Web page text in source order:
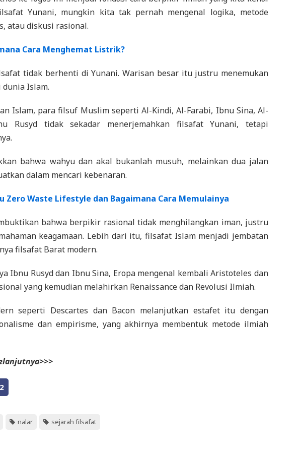
Yunani, mungkin kita tak pernah mengenal logika, metode
atau diskusi rasional.
Cara Menghemat Listrik?
tidak berhenti di Yunani. Warisan besar itu justru menemukan
Islam.
Islam, para filsuf Muslim seperti Al-Kindi, Al-Farabi, Ibnu Sina, Al-
Rusyd tidak sekadar menerjemahkan filsafat Yunani, tetapi
bahwa wahyu dan akal bukanlah musuh, melainkan dua jalan
dalam mencari kebenaran.
Zero Waste Lifestyle dan Bagaimana Cara Memulainya
bahwa berpikir rasional tidak menghilangkan iman, justru
keagamaan. Lebih dari itu, filsafat Islam menjadi jembatan
filsafat Barat modern.
Ibnu Rusyd dan Ibnu Sina, Eropa mengenal kembali Aristoteles dan
yang kemudian melahirkan Renaissance dan Revolusi Ilmiah.
seperti Descartes dan Bacon melanjutkan estafet itu dengan
dan empirisme, yang akhirnya membentuk metode ilmiah
2
nalar sejarah filsafat